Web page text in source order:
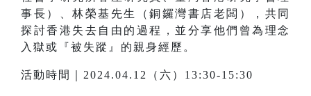
事長）、林榮基先生（銅鑼灣書店老闆），共同
探討香港失去自由的過程，並分享他們曾為理念
入獄或『被失蹤』的親身經歷。
活動時間｜2024.04.12（六）13:30-15:30